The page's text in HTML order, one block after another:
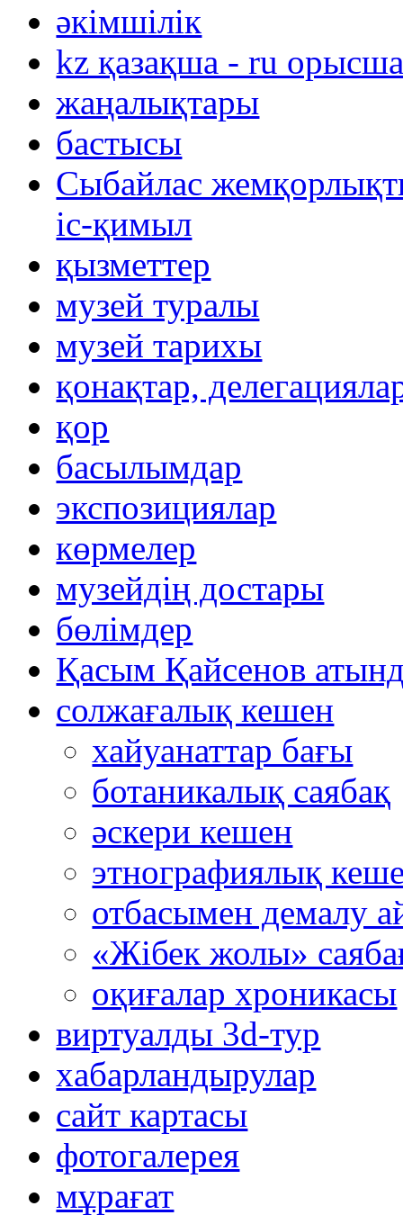
әкімшілік
kz қазақша - ru
жаңалықтары
бастысы
Сыбайлас
іс-қимыл
қызметтер
музей туралы
музей тарихы
қонақтар,
қор
басылымдар
экспозициялар
көрмелер
музейдің достары
бөлімдер
Қасым Қайсенов
солжағалық кешен
хайуанаттар бағы
ботаникалық саябақ
әскери кешен
этнографиялық
отбасымен демалу
«Жібек жолы»
оқиғалар хроникасы
виртуалды 3d-тур
xабарландырулар
сайт картасы
фотогалерея
мұрағат